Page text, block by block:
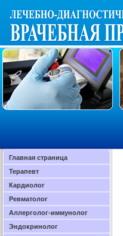
Главная страница
Терапевт
Кардиолог
Ревматолог
Аллерголог-иммунолог
Эндокринолог